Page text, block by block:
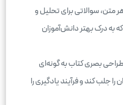
متن، سوالاتی برای تحلیل و
به درک بهتر دانش‌آموزان
طراحی بصری کتاب به گونه‌ای
جلب کند و فرآیند یادگیری را